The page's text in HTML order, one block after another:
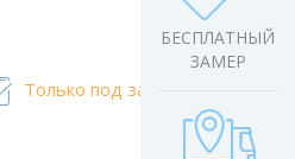
БЕСПЛАТНЫЙ
ЗАМЕР
Только под заказ